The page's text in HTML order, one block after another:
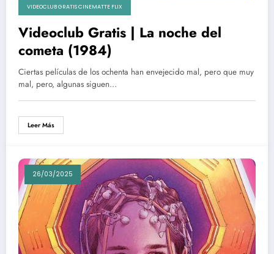
VIDEOCLUB GRATIS CINEMATTE FLIX
Videoclub Gratis | La noche del
cometa (1984)
Ciertas películas de los ochenta han envejecido mal, pero que muy
mal, pero, algunas siguen…
Leer Más
26/03/2025